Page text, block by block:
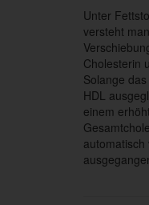
Unter
versteht
Cholesterin
Solange
HDL
einem